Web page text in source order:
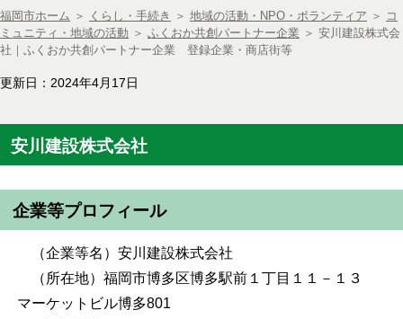
福岡市ホーム ＞ くらし・手続き ＞ 地域の活動・NPO・ボランティア ＞ コ
ミュニティ・地域の活動 ＞ ふくおか共創パートナー企業 ＞ 安川建設株式会
社｜ふくおか共創パートナー企業 登録企業・商店街等
更新日：2024年4月17日
安川建設株式会社
企業等プロフィール
（企業等名）安川建設株式会社
（所在地）福岡市博多区博多駅前１丁目１１－１３
マーケットビル博多801